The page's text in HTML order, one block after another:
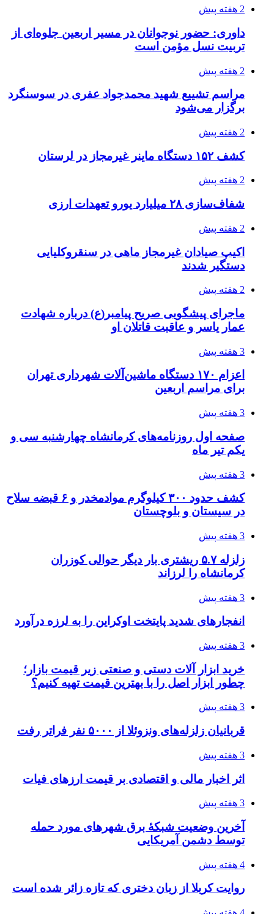
2 هفته پیش
داوری: حضور نوجوانان در مسیر اربعین جلوه‌ای از
تربیت نسل مؤمن است
2 هفته پیش
مراسم تشییع شهید محمدجواد عفری در سوسنگرد
برگزار می‌شود
2 هفته پیش
کشف ۱۵۲ دستگاه ماینر غیرمجاز در لرستان
2 هفته پیش
شفاف‌سازی ۲۸ میلیارد یورو تعهدات ارزی
2 هفته پیش
اکیپ صیادان غیرمجاز ماهی در سنقروکلیایی
دستگیر شدند
2 هفته پیش
ماجرای پیشگویی صریح پیامبر(ع) درباره شهادت
عمار یاسر و عاقبت قاتلان او
3 هفته پیش
اعزام ۱۷۰ دستگاه ماشین‌آلات شهرداری تهران
برای مراسم اربعین
3 هفته پیش
صفحه اول روزنامه‌های کرمانشاه چهارشنبه سی و
یکم تیر ماه
3 هفته پیش
کشف حدود ۳۰۰ کیلوگرم موادمخدر و ۶ قبضه سلاح
در سیستان و بلوچستان
3 هفته پیش
زلزله ۵.۷ ریشتری بار دیگر حوالی کوزران
کرمانشاه را لرزاند
3 هفته پیش
انفجارهای شدید پایتخت اوکراین را به لرزه درآورد
3 هفته پیش
خرید ابزار آلات دستی و صنعتی زیر قیمت بازار؛
چطور ابزار اصل را با بهترین قیمت تهیه کنیم؟
3 هفته پیش
قربانیان زلزله‌های ونزوئلا از ۵۰۰۰ نفر فراتر رفت
3 هفته پیش
اثر اخبار مالی و اقتصادی بر قیمت ارزهای فیات
3 هفته پیش
آخرین وضعیت شبکۀ برق شهرهای مورد حمله
توسط دشمن آمریکایی
4 هفته پیش
روایت کربلا از زبان دختری که تازه زائر شده است